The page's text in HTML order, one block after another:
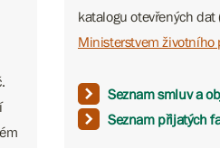
katalogu otevřených
Ministerstvem životního
Seznam smluv a
Seznam přijatých